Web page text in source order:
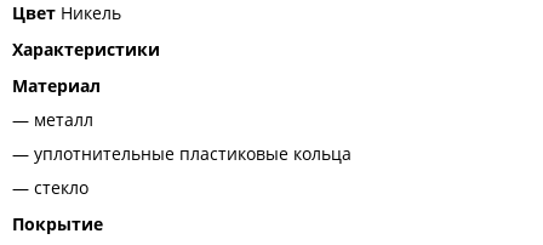
Цвет Никель
Характеристики
Материал
металл
уплотнительные пластиковые кольца
стекло
Покрытие